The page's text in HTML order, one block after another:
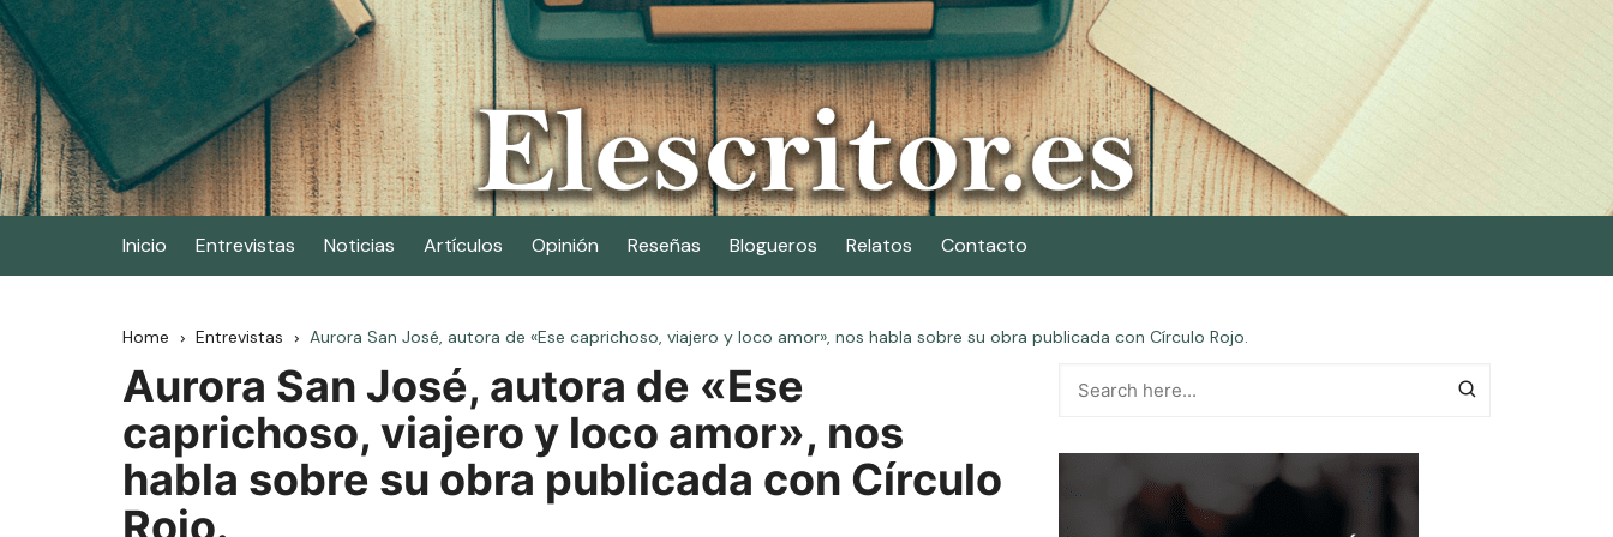
Skip
to
content
Elescritor.es
El periódico digital de los escritores
Inicio Entrevistas Noticias Artículos Opinión Reseñas Blogueros Relatos Contacto
Home Entrevistas Aurora San José, autora de «Ese caprichoso, viajero y loco amor», nos habla sobre su obra publicada con Círculo Rojo.
Aurora San José, autora de «Ese
caprichoso, viajero y loco amor», nos
habla sobre su obra publicada con Círculo
Rojo.